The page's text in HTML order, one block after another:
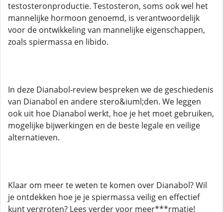
testosteronproductie. Testosteron, soms ook wel het
mannelijke hormoon genoemd, is verantwoordelijk
voor de ontwikkeling van mannelijke eigenschappen,
zoals spiermassa en libido.
In deze Dianabol-review bespreken we de geschiedenis
van Dianabol en andere stero&iuml;den. We leggen
ook uit hoe Dianabol werkt, hoe je het moet gebruiken,
mogelijke bijwerkingen en de beste legale en veilige
alternatieven.
Klaar om meer te weten te komen over Dianabol? Wil
je ontdekken hoe je je spiermassa veilig en effectief
kunt vergroten? Lees verder voor meer***rmatie!